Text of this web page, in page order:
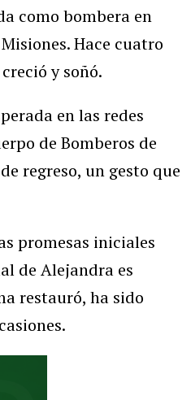
como bombera en
Hace cuatro
y soñó.
en las redes
de Bomberos de
regreso, un gesto que
promesas iniciales
de Alejandra es
restauró, ha sido